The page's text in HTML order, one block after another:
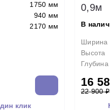
1750 мм
940 мм
2170 мм
клик
0,9м
В
Ширина
Высота
Глубина
16
22 900 ₽